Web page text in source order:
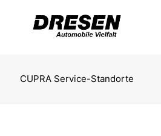
CUPRA Service-Standorte